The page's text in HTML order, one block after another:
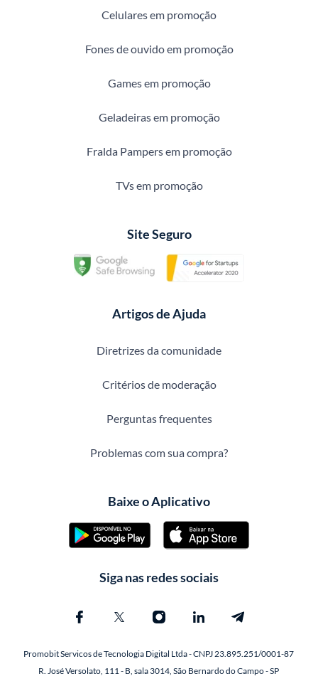
Celulares em promoção
Fones de ouvido em promoção
Games em promoção
Geladeiras em promoção
Fralda Pampers em promoção
TVs em promoção
Site Seguro
Artigos de Ajuda
Diretrizes da comunidade
Critérios de moderação
Perguntas frequentes
Problemas com sua compra?
Baixe o Aplicativo
Siga nas redes sociais
Promobit Servicos de Tecnologia Digital Ltda - CNPJ 23.895.251/0001-87
R. José Versolato, 111 - B, sala 3014, São Bernardo do Campo - SP